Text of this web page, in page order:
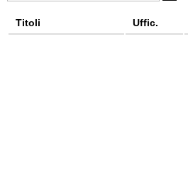
Titoli Uffic.